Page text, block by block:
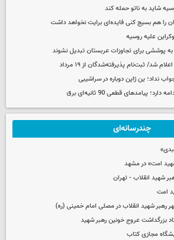
شاید به ناتو حمله کند
را هم بسیج کنی فایده‌ای برایت نخواهد داشت
علیه روسیه
به پوششی برای تجاوزات عربستان تبدیل نشوند
شد/ ثبت‌نام پذیرفته‌شدگان از ۱۹ مرداد
نداد؛ ین ژاپن دوباره در سراشیبی
پیامدهای قطعی 90 ثانیه‌ای برق
چندرسانه‌ای
امت» در مشهد
شهید انقلاب - تهران
امت
رهبر شهید انقلاب در مصلی امام خمینی (ره)
عروج خونین رهبر شهید
مجازی کتاب